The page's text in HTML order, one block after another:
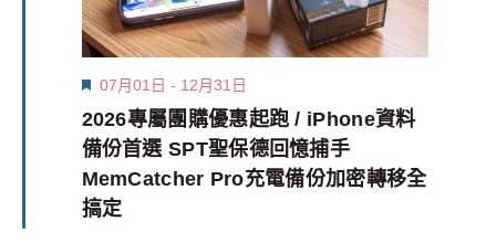
2026專屬團購優惠起跑 / iPhone資料
備份首選 SPT聖保德回憶捕手
MemCatcher Pro充電備份加密轉移全
搞定
Featured
07月01日 - 12月31日